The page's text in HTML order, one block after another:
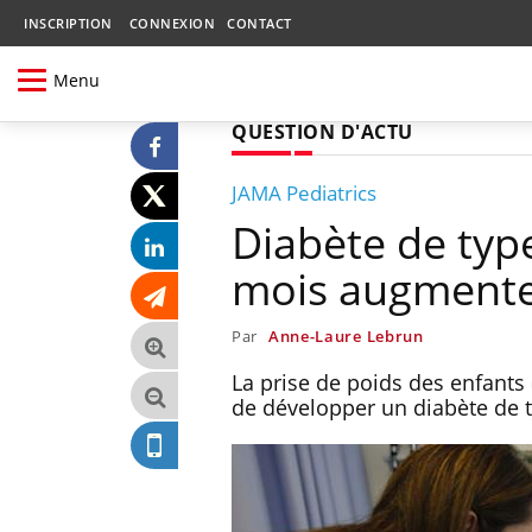
INSCRIPTION CONNEXION CONTACT
Menu
QUESTION D'ACTU
JAMA Pediatrics
Diabète de
mois
Par Anne-Laure Lebrun
La prise de poids des
de développer un diabète de